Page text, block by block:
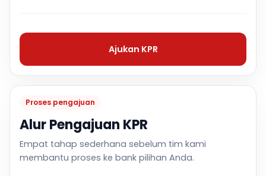
Proses pengajuan
Alur Pengajuan KPR
Empat tahap sederhana sebelum tim kami
membantu proses ke bank pilihan Anda.
Ajukan KPR